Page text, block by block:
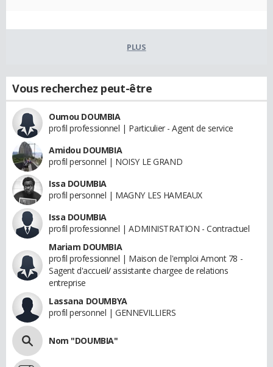
PLUS
Vous recherchez peut-être
Oumou DOUMBIA
profil professionnel | Particulier - Agent de service
Amidou DOUMBIA
profil personnel | NOISY LE GRAND
Issa DOUMBIA
profil personnel | MAGNY LES HAMEAUX
Issa DOUMBIA
profil professionnel | ADMINISTRATION - Contractuel
Mariam DOUMBIA
profil professionnel | Maison de l'emploi Amont 78 -
Sagent d'accueil/ assistante chargee de relations
entreprise
Lassana DOUMBYA
profil personnel | GENNEVILLIERS
Nom "DOUMBIA"